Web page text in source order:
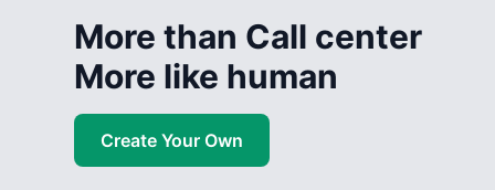
More than Call center
More like human
Create Your Own